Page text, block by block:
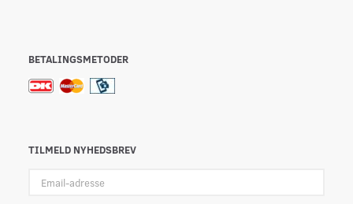
BETALINGSMETODER
TILMELD NYHEDSBREV
adresse